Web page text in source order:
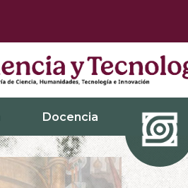
Docencia